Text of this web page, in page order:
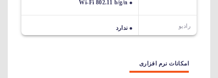
Wi-Fi 802.11 b/g/n
رادیو ندارد
امکانات نرم افزاری